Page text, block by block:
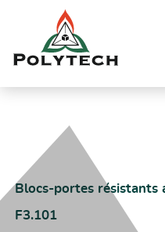
contenu
vantaux égaux et inégaux va
GRL100
Blocs-portes résistants
F3.101